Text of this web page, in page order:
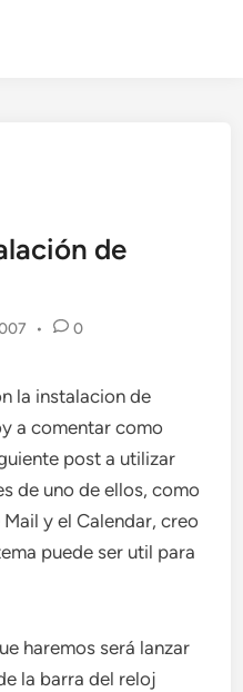
de
• 0
la instalacion de
a comentar como
post a utilizar
de uno de ellos, como
y el Calendar, creo
puede ser util para
haremos será lanzar
la barra del reloj